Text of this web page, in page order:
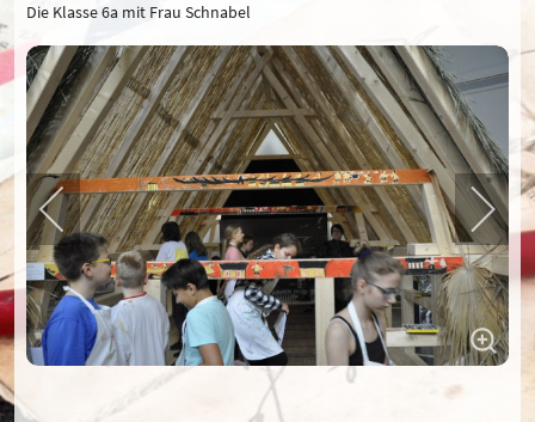
Die Klasse 6a mit Frau Schnabel